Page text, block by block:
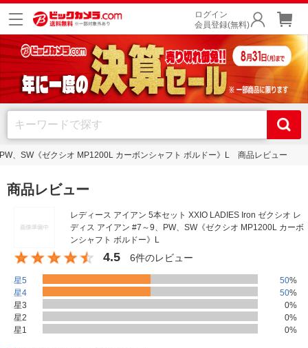
ログイン
会員登録(無料)
、SW《ゼクシオ MP1200L カーボンシャフト ボルドー》L 商品レビュー
商品レビュー
レディース アイアン 5本セット XXIO LADIES Iron ゼクシオ レ
ディス アイアン #7～9、PW、SW《ゼクシオ MP1200L カーボ
ンシャフト ボルドー》L
4.5 6件のレビュー
星5 50%
星4
50%
星3
0%
星2
0%
星1
0%